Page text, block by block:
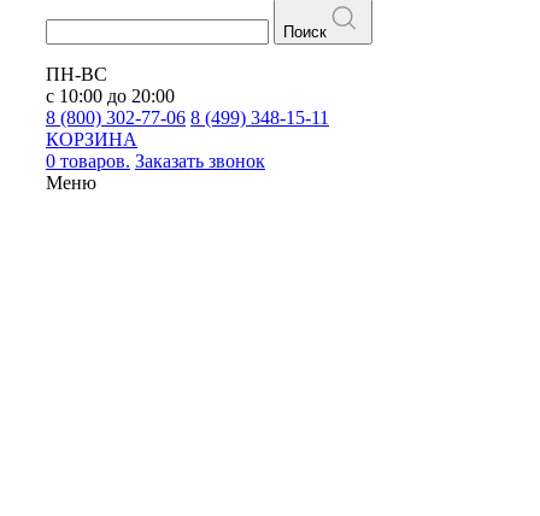
Поиск
ПН-ВС
с 10:00 до 20:00
8 (800) 302-77-06 8 (499) 348-15-11
КОРЗИНА
0 товаров. Заказать звонок
Меню